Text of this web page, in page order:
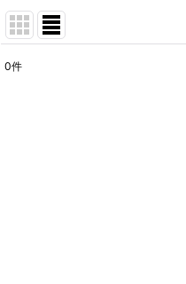
0件